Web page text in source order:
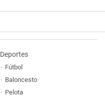
Deportes
Fútbol
Baloncesto
Pelota